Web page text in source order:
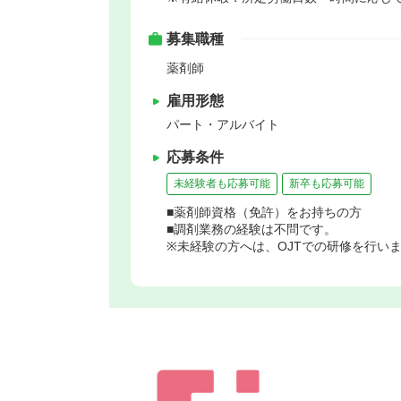
募集職種
薬剤師
雇用形態
パート・アルバイト
応募条件
未経験者も応募可能 新卒も応募可能
■薬剤師資格（免許）をお持ちの方
■調剤業務の経験は不問です。
※未経験の方へは、OJTでの研修を行い